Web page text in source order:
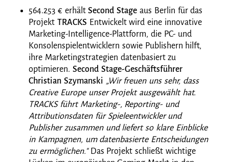
564.253 € erhältSecond Stage aus Berlin für das
Projekt TRACKS Entwickelt wird eine innovative
Marketing-Intelligence-Plattform, die PC- und
Konsolenspielentwicklern sowie Publishern hilft,
ihre Marketingstrategien datenbasiert zu
optimieren. Second Stage-Geschäftsführer
Christian Szymanski „Wir freuen uns sehr, dass
Creative Europe unser Projekt ausgewählt hat.
TRACKS führt Marketing-, Reporting- und
Attributionsdaten für Spieleentwickler und
Publisher zusammen und liefert so klare Einblicke
in Kampagnen, um datenbasierte Entscheidungen
zu ermöglichen." Das Projekt schließt wichtige